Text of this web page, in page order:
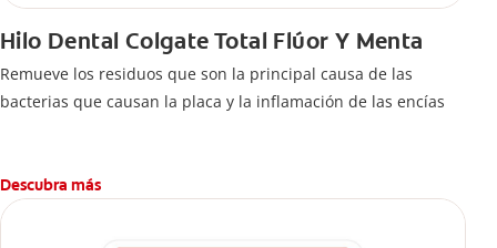
Hilo Dental Colgate Total Flúor Y Menta
Remueve los residuos que son la principal causa de las
bacterias que causan la placa y la inflamación de las encías
Descubra más